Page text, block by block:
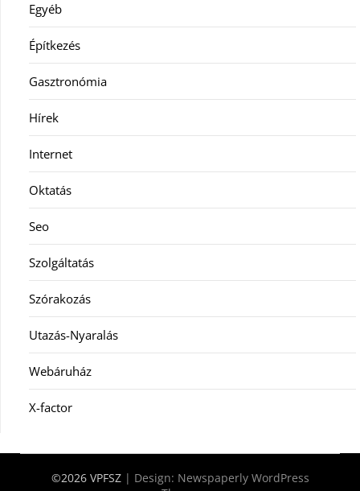
Egyéb
Építkezés
Gasztronómia
Hírek
Internet
Oktatás
Seo
Szolgáltatás
Szórakozás
Utazás-Nyaralás
Webáruház
X-factor
©2026 VPFSZ | Design: Newspaperly WordPress